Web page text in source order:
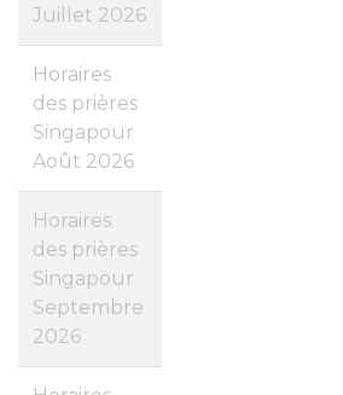
Juillet 2026
Horaires
des prières
Singapour
Août 2026
Horaires
des prières
Singapour
Septembre
2026